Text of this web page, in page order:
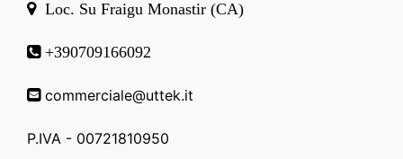
Loc. Su Fraigu Monastir (CA)
+390709166092
commerciale@uttek.it
P.IVA - 00721810950